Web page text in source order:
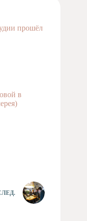
прошёл
в